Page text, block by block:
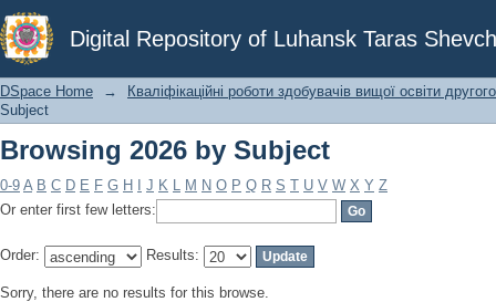
Digital Repository of Luhansk Taras
Browsing 2026 by Subject
DSpace Home →
Кваліфікаційні роботи здобувачів вищої освіти
Subject
Browsing 2026 by Subject
0-9 A B C D E F G H J K L M N O P Q R S T U V W X Y Z
Or enter first few letters:
Order: Results:
Sorry, there are no results for this browse.